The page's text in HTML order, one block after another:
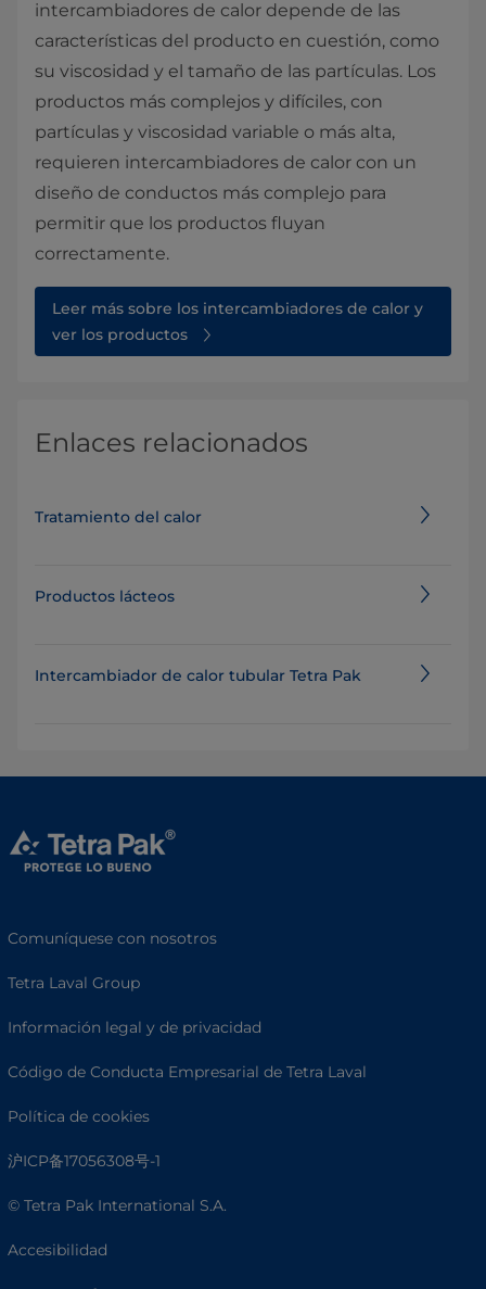
intercambiadores de calor depende de las
características del producto en cuestión, como
su viscosidad y el tamaño de las partículas. Los
productos más complejos y difíciles, con
partículas y viscosidad variable o más alta,
requieren intercambiadores de calor con un
diseño de conductos más complejo para
permitir que los productos fluyan
correctamente.
Leer más sobre los intercambiadores de calor y
ver los productos
Enlaces relacionados
Tratamiento del calor
Productos lácteos
Intercambiador de calor tubular Tetra Pak
Comuníquese con nosotros
Tetra Laval Group
Información legal y de privacidad
Código de Conducta Empresarial de Tetra Laval
Política de cookies
沪ICP备17056308号-1
© Tetra Pak International S.A.
Accesibilidad